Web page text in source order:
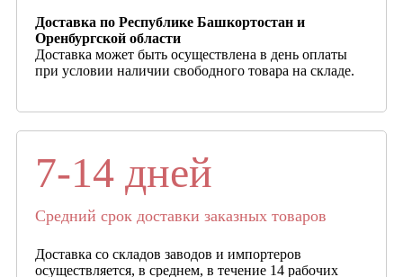
Доставка по Республике Башкортостан и
Оренбургской области
Доставка может быть осуществлена в день оплаты
при условии наличии свободного товара на складе.
7-14 дней
Средний срок доставки заказных товаров
Доставка со складов заводов и импортеров
осуществляется, в среднем, в течение 14 рабочих